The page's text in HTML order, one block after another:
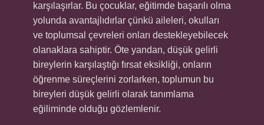
karşılaşırlar. Bu çocuklar, eğitimde başarılı olma
yolunda avantajlıdırlar çünkü aileleri, okulları
ve toplumsal çevreleri onları destekleyebilecek
olanaklara sahiptir. Öte yandan, düşük gelirli
bireylerin karşılaştığı fırsat eksikliği, onların
öğrenme süreçlerini zorlarken, toplumun bu
bireyleri düşük gelirli olarak tanımlama
eğiliminde olduğu gözlemlenir.